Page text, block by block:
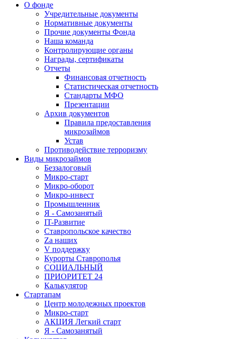
О фонде
Учредительные документы
Нормативные документы
Прочие документы Фонда
Наша команда
Контролирующие органы
Награды, сертификаты
Отчеты
Финансовая отчетность
Статистическая отчетность
Стандарты МФО
Презентации
Архив документов
Правила предоставления
микрозаймов
Устав
Противодействие терроризму
Виды микрозаймов
Беззалоговый
Микро-старт
Микро-оборот
Микро-инвест
Промышленник
Я - Самозанятый
IT-Развитие
Ставропольское качество
Za наших
V поддержку
Курорты Ставрополья
СОЦИАЛЬНЫЙ
ПРИОРИТЕТ 24
Калькулятор
Стартапам
Центр молодежных проектов
Микро-старт
АКЦИЯ Легкий старт
Я - Самозанятый